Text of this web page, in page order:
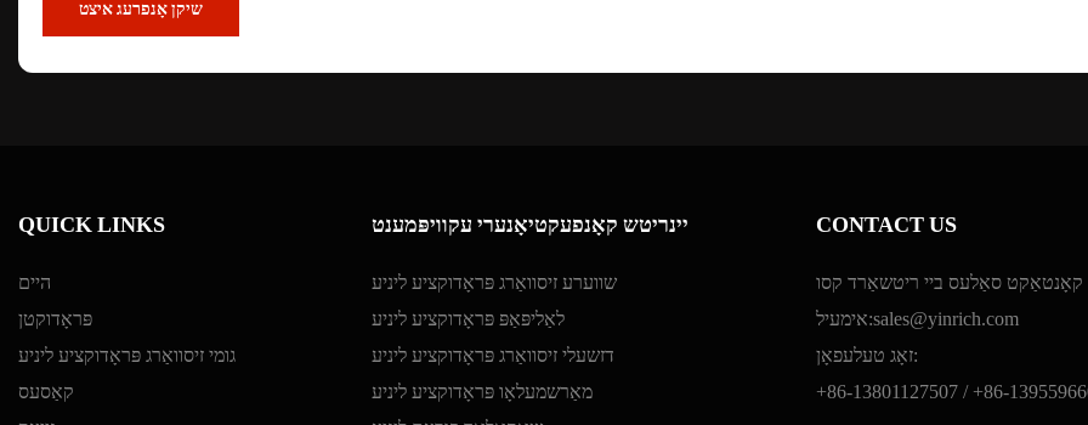
שיקן אָנפרעג איצט
QUICK LINKS
היים
פּראָדוקטן
גומי זיסוואַרג פּראָדוקציע ליניע
קאַסעס
יינריטש קאָנפעקטיאָנערי עקוויפּמענט
שווערע זיסוואַרג פּראָדוקציע ליניע
לאַליפּאַפּ פּראָדוקציע ליניע
דזשעלי זיסוואַרג פּראָדוקציע ליניע
מאַרשמעלאָו פּראָדוקציע ליניע
CONTACT US
קאָנטאַקט סאַלעס ביי ריטשאַרד קסו
אימעיל:sales@yinrich.com
זאָג טעלעפאָן:
+86-13801127507 / +86-